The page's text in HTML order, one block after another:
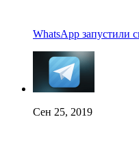
WhatsApp запустили
Сен 25, 2019